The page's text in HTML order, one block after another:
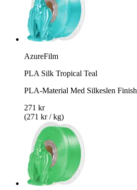
AzureFilm
PLA Silk Tropical Teal
PLA-Material Med Silkeslen Finish
271 kr
(271 kr / kg)